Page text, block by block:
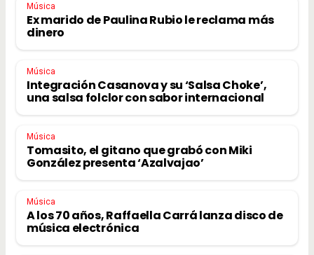
Música
Ex marido de Paulina Rubio le reclama más
dinero
Música
Integración Casanova y su ‘Salsa Choke’,
una salsa folclor con sabor internacional
Música
Tomasito, el gitano que grabó con Miki
González presenta ‘Azalvajao’
Música
A los 70 años, Raffaella Carrá lanza disco de
música electrónica